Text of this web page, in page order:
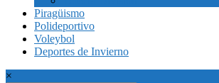
Piragüismo
Polideportivo
Voleybol
Deportes de Invierno
×